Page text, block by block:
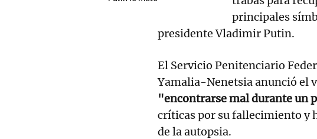
principales
presidente Vladimir Putin.
El Servicio Penitenciario
Yamalia-Nenetsia anunció el
"encontrarse mal durante un
críticas por su fallecimiento y
de la autopsia.